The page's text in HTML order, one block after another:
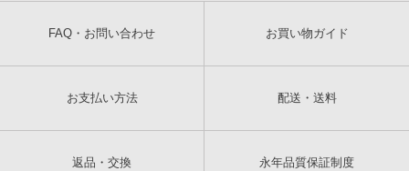
FAQ・お問い合わせ お買い物ガイド
お支払い方法 配送・送料
返品・交換 永年品質保証制度